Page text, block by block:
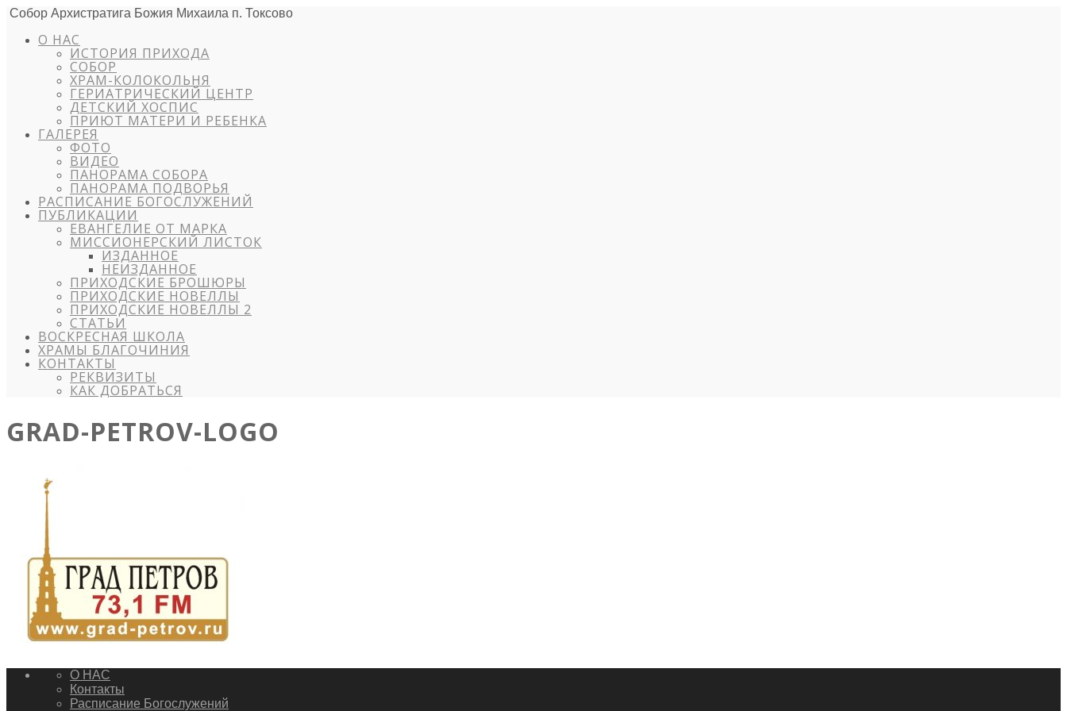
Собор Архистратига Божия Михаила п. Токсово
О НАС
ИСТОРИЯ ПРИХОДА
СОБОР
ХРАМ-КОЛОКОЛЬНЯ
ГЕРИАТРИЧЕСКИЙ ЦЕНТР
ДЕТСКИЙ ХОСПИС
ПРИЮТ МАТЕРИ И РЕБЕНКА
ГАЛЕРЕЯ
ФОТО
ВИДЕО
ПАНОРАМА СОБОРА
ПАНОРАМА ПОДВОРЬЯ
РАСПИСАНИЕ БОГОСЛУЖЕНИЙ
ПУБЛИКАЦИИ
ЕВАНГЕЛИЕ ОТ МАРКА
МИССИОНЕРСКИЙ ЛИСТОК
ИЗДАННОЕ
НЕИЗДАННОЕ
ПРИХОДСКИЕ БРОШЮРЫ
ПРИХОДСКИЕ НОВЕЛЛЫ
ПРИХОДСКИЕ НОВЕЛЛЫ 2
СТАТЬИ
ВОСКРЕСНАЯ ШКОЛА
ХРАМЫ БЛАГОЧИНИЯ
КОНТАКТЫ
РЕКВИЗИТЫ
КАК ДОБРАТЬСЯ
GRAD-PETROV-LOGO
О НАС
Контакты
Расписание Богослужений